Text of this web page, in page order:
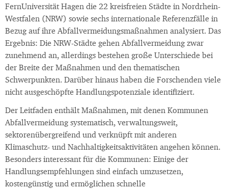
FernUniversität Hagen die 22 kreisfreien Städte in Nordrhein-
Westfalen (NRW) sowie sechs internationale Referenzfälle in
Bezug auf ihre Abfallvermeidungsmaßnahmen analysiert. Das
Ergebnis: Die NRW-Städte gehen Abfallvermeidung zwar
zunehmend an, allerdings bestehen große Unterschiede bei
der Breite der Maßnahmen und den thematischen
Schwerpunkten. Darüber hinaus haben die Forschenden viele
nicht ausgeschöpfte Handlungspotenziale identifiziert.
Der Leitfaden enthält Maßnahmen, mit denen Kommunen
Abfallvermeidung systematisch, verwaltungsweit,
sektorenübergreifend und verknüpft mit anderen
Klimaschutz- und Nachhaltigkeitsaktivitäten angehen können.
Besonders interessant für die Kommunen: Einige der
Handlungsempfehlungen sind einfach umzusetzen,
kostengünstig und ermöglichen schnelle